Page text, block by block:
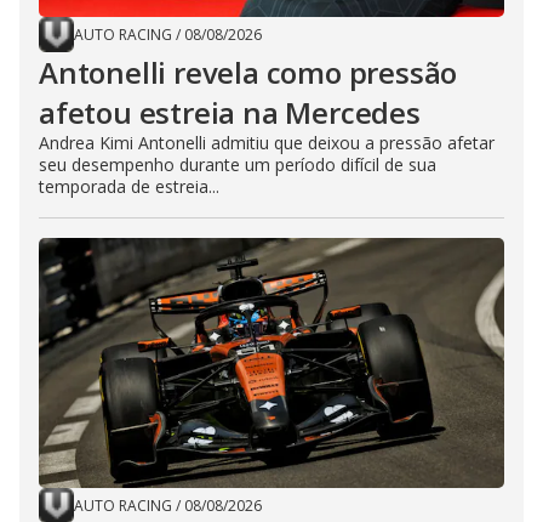
AUTO RACING / 08/08/2026
Antonelli revela como pressão
afetou estreia na Mercedes
Andrea Kimi Antonelli admitiu que deixou a pressão afetar
seu desempenho durante um período difícil de sua
temporada de estreia...
AUTO RACING / 08/08/2026